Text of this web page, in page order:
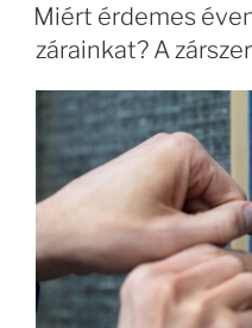
Miért érdemes
zárainkat? A